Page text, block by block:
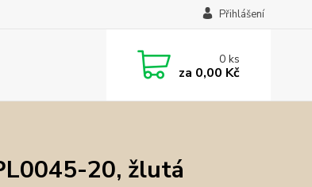
Přihlášení
0ks
za 0,00 Kč
20, žlutá